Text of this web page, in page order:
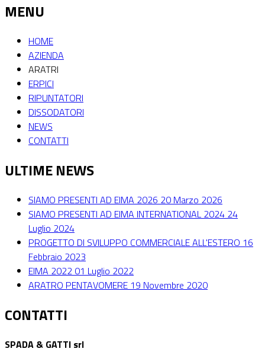
MENU
HOME
AZIENDA
ARATRI
ERPICI
RIPUNTATORI
DISSODATORI
NEWS
CONTATTI
ULTIME NEWS
SIAMO PRESENTI AD EIMA 2026 20 Marzo 2026
SIAMO PRESENTI AD EIMA INTERNATIONAL 2024 24
Luglio 2024
PROGETTO DI SVILUPPO COMMERCIALE ALL'ESTERO 16
Febbraio 2023
EIMA 2022 01 Luglio 2022
ARATRO PENTAVOMERE 19 Novembre 2020
CONTATTI
SPADA & GATTI srl